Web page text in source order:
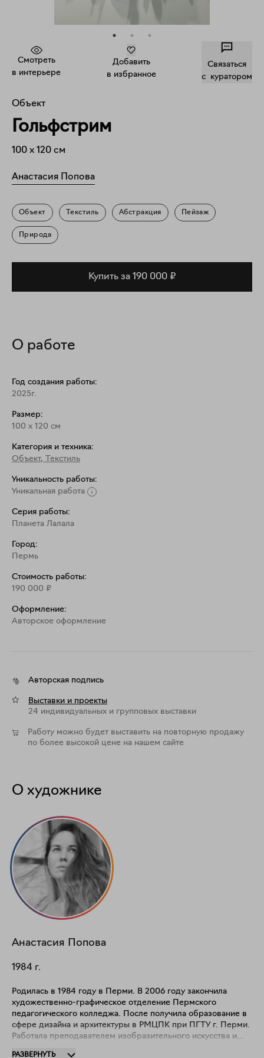
Смотреть
в интерьере
Добавить
в избранное
Связаться
c куратором
Объект
Гольфстрим
100 x 120 см
Анастасия Попова
Объект Текстиль Абстракция Пейзаж
Природа
Купить за 190 000 ₽
О работе
Год создания работы:
2025г.
Размер:
100 x 120 см
Категория и техника:
Объект, Текстиль
Уникальность работы:
Уникальная работа
Серия работы:
Планета Лалала
Город:
Пермь
Стоимость работы:
190 000 ₽
Оформление:
Aвторское оформление
Авторская подпись
Выставки и проекты
24 индивидуальных и групповых выставки
Работу можно будет выставить на повторную продажу
по более высокой цене на нашем сайте
О художнике
Анастасия Попова
1984 г.
Родилась в 1984 году в Перми. В 2006 году закончила
художественно-графическое отделение Пермского
педагогического колледжа. После получила образование в
сфере дизайна и архитектуры в РМЦПК при ПГТУ г. Перми.
Работала преподавателем изобразительного искусства и
РАЗВЕРНУТЬ